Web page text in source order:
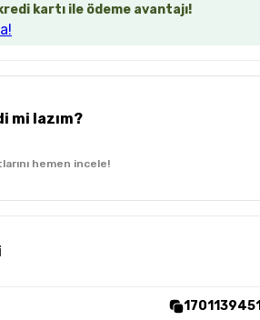
kartı ile ödeme avantajı!
mi lazım?
hemen incele!
1701139451